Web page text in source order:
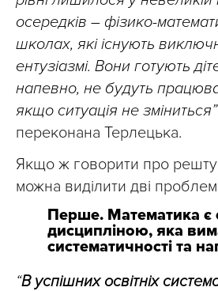
осередків – фізико-
школах, які існують
ентузіазмі. Вони готують
напевно, не будуть
якщо ситуація не зміниться”
переконана Терлецька.
Якщо ж говорити про решту
можна виділити дві
Перше. Математика є
дисципліною, яка
систематичності та
“В успішних освітніх